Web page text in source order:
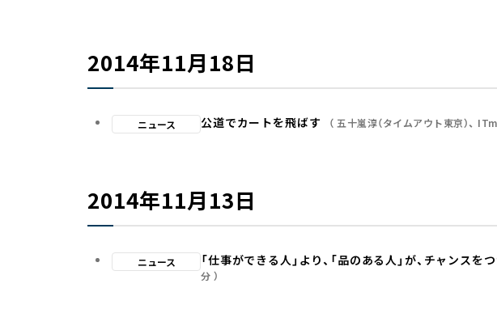
2014年11月18日
ニュース 公道でカートを飛ばす 五十嵐淳（タイムアウト東京）
2014年11月13日
ニュース 「仕事ができる人」より、「品のある人」が、チャンスを
分